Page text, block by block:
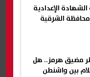
الإعدادية
مضيق هرمز.. هل
بين واشنطن